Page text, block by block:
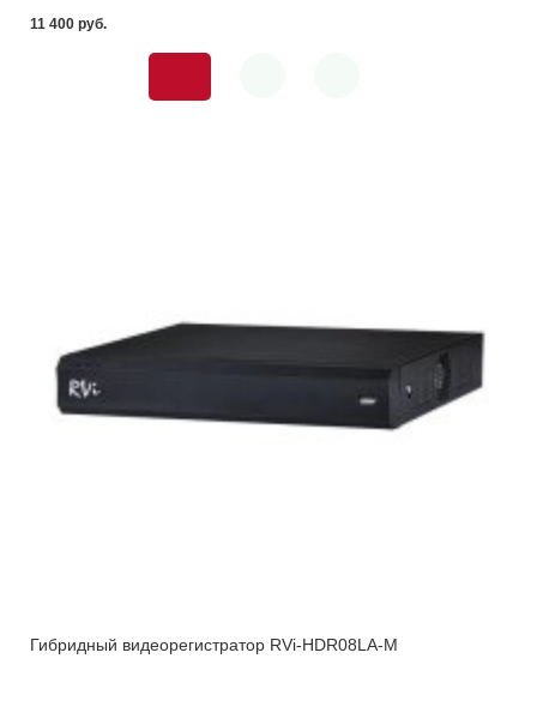
11 400 pуб.
Гибридный видеорегистратор RVi-HDR08LA-M